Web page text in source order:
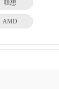
联想
AMD